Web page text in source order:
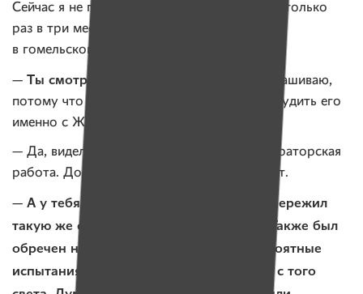
Сейчас я не принимаю никаких препаратов, только
раз в три месяца прохожу обследование
в гомельском онкодиспансере.
— Ты смотрел фильм «Выживший»?
— спрашиваю,
потому что после просмотра хотелось обсудить его
именно с Женей.
— Да, видел. Режиссура понравилась и операторская
работа. Достойный фильм, классный сюжет.
— А у тебя не возникало мысли, что ты пережил
такую же ситуацию, как этот траппер? Также был
обречен на смерть, прошел через невероятные
испытания и, образно говоря, выбрался с того